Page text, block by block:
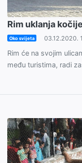
Rim uklanja
Oko svijeta 03.12.2020.
Rim će na svojim
među turistima, radi